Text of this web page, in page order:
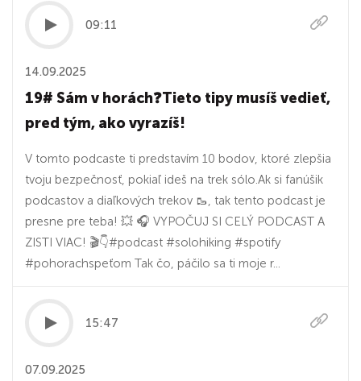
09:11
14.09.2025
19# Sám v horách❓️Tieto tipy musíš vedieť,
pred tým, ako vyrazíš!
V tomto podcaste ti predstavím 10 bodov, ktoré zlepšia
tvoju bezpečnosť, pokiaľ ideš na trek sólo.Ak si fanúšik
podcastov a diaľkových trekov 🥾, tak tento podcast je
presne pre teba! 💥 🎧 VYPOČUJ SI CELÝ PODCAST A
ZISTI VIAC! 🎬👇#podcast #solohiking #spotify
#pohorachspeťom Tak čo, páčilo sa ti moje r...
15:47
07.09.2025